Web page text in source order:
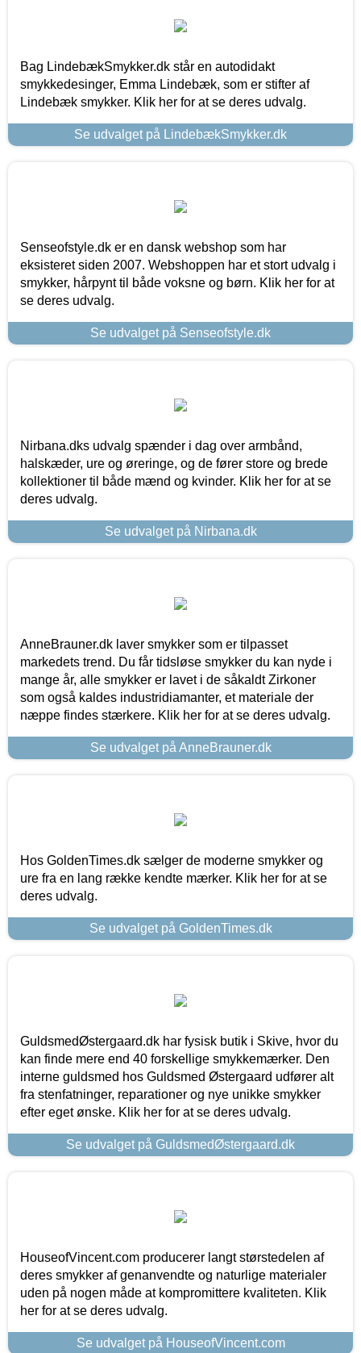
Bag LindebækSmykker.dk står en autodidakt
smykkedesinger, Emma Lindebæk, som er stifter af
Lindebæk smykker. Klik her for at se deres udvalg.
Se udvalget på LindebækSmykker.dk
Senseofstyle.dk er en dansk webshop som har
eksisteret siden 2007. Webshoppen har et stort udvalg i
smykker, hårpynt til både voksne og børn. Klik her for at
se deres udvalg.
Se udvalget på Senseofstyle.dk
Nirbana.dks udvalg spænder i dag over armbånd,
halskæder, ure og øreringe, og de fører store og brede
kollektioner til både mænd og kvinder. Klik her for at se
deres udvalg.
Se udvalget på Nirbana.dk
AnneBrauner.dk laver smykker som er tilpasset
markedets trend. Du får tidsløse smykker du kan nyde i
mange år, alle smykker er lavet i de såkaldt Zirkoner
som også kaldes industridiamanter, et materiale der
næppe findes stærkere. Klik her for at se deres udvalg.
Se udvalget på AnneBrauner.dk
Hos GoldenTimes.dk sælger de moderne smykker og
ure fra en lang række kendte mærker. Klik her for at se
deres udvalg.
Se udvalget på GoldenTimes.dk
GuldsmedØstergaard.dk har fysisk butik i Skive, hvor du
kan finde mere end 40 forskellige smykkemærker. Den
interne guldsmed hos Guldsmed Østergaard udfører alt
fra stenfatninger, reparationer og nye unikke smykker
efter eget ønske. Klik her for at se deres udvalg.
Se udvalget på GuldsmedØstergaard.dk
HouseofVincent.com producerer langt størstedelen af
deres smykker af genanvendte og naturlige materialer
uden på nogen måde at kompromittere kvaliteten. Klik
her for at se deres udvalg.
Se udvalget på HouseofVincent.com